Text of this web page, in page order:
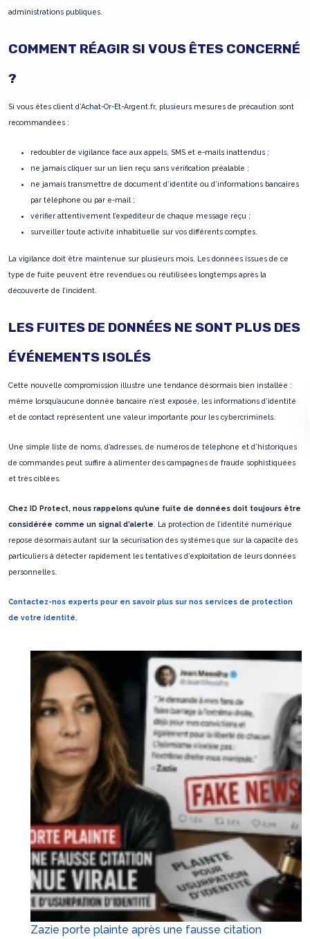
administrations publiques.
COMMENT RÉAGIR SI VOUS ÊTES CONCERNÉ
?
Si vous êtes client d’Achat-Or-Et-Argent.fr, plusieurs mesures de précaution sont
recommandées :
redoubler de vigilance face aux appels, SMS et e-mails inattendus ;
ne jamais cliquer sur un lien reçu sans vérification préalable ;
ne jamais transmettre de document d’identité ou d’informations bancaires
par téléphone ou par e-mail ;
vérifier attentivement l’expéditeur de chaque message reçu ;
surveiller toute activité inhabituelle sur vos différents comptes.
La vigilance doit être maintenue sur plusieurs mois. Les données issues de ce
type de fuite peuvent être revendues ou réutilisées longtemps après la
découverte de l’incident.
LES FUITES DE DONNÉES NE SONT PLUS DES
ÉVÉNEMENTS ISOLÉS
Cette nouvelle compromission illustre une tendance désormais bien installée :
même lorsqu’aucune donnée bancaire n’est exposée, les informations d’identité
et de contact représentent une valeur importante pour les cybercriminels.
Une simple liste de noms, d’adresses, de numéros de téléphone et d’historiques
de commandes peut suffire à alimenter des campagnes de fraude sophistiquées
et très ciblées.
Chez ID Protect, nous rappelons qu’une fuite de données doit toujours être
considérée comme un signal d’alerte. La protection de l’identité numérique
repose désormais autant sur la sécurisation des systèmes que sur la capacité des
particuliers à détecter rapidement les tentatives d’exploitation de leurs données
personnelles.
Contactez-nos experts pour en savoir plus sur nos services de protection
de votre identité.
Zazie porte plainte après une fausse citation